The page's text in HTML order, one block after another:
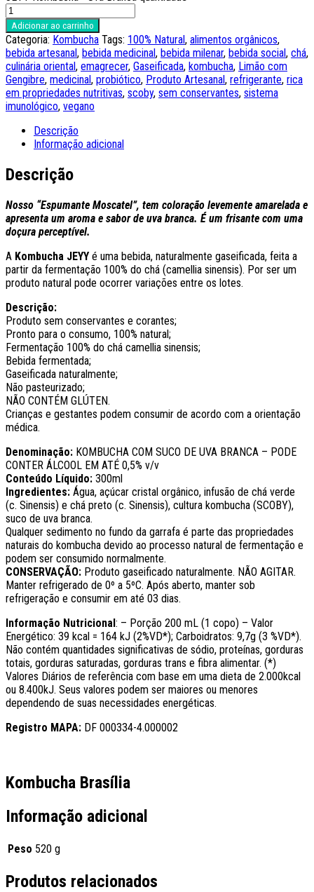
Adicionar ao carrinho
Categoria: Kombucha Tags: 100% Natural, alimentos orgânicos,
bebida artesanal, bebida medicinal, bebida milenar, bebida social, chá,
culinária oriental, emagrecer, Gaseificada, kombucha, Limão com
Gengibre, medicinal, probiótico, Produto Artesanal, refrigerante, rica
em propriedades nutritivas, scoby, sem conservantes, sistema
imunológico, vegano
Descrição
Informação adicional
Descrição
Nosso “Espumante Moscatel”, tem coloração levemente amarelada e
apresenta um aroma e sabor de uva branca. É um frisante com uma
doçura perceptível.
A Kombucha JEYY é uma bebida, naturalmente gaseificada, feita a
partir da fermentação 100% do chá (camellia sinensis). Por ser um
produto natural pode ocorrer variações entre os lotes.
Descrição:
Produto sem conservantes e corantes;
Pronto para o consumo, 100% natural;
Fermentação 100% do chá camellia sinensis;
Bebida fermentada;
Gaseificada naturalmente;
Não pasteurizado;
NÃO CONTÉM GLÚTEN.
Crianças e gestantes podem consumir de acordo com a orientação
médica.
Denominação: KOMBUCHA COM SUCO DE UVA BRANCA – PODE
CONTER ÁLCOOL EM ATÉ 0,5% v/v
Conteúdo Líquido: 300ml
Ingredientes: Água, açúcar cristal orgânico, infusão de chá verde
(c. Sinensis) e chá preto (c. Sinensis), cultura kombucha (SCOBY),
suco de uva branca.
Qualquer sedimento no fundo da garrafa é parte das propriedades
naturais do kombucha devido ao processo natural de fermentação e
podem ser consumido normalmente.
CONSERVAÇÃO: Produto gaseificado naturalmente. NÃO AGITAR.
Manter refrigerado de 0º a 5ºC. Após aberto, manter sob
refrigeração e consumir em até 03 dias.
Informação Nutricional : – Porção 200 mL (1 copo) – Valor
Energético: 39 kcal = 164 kJ (2%VD*); Carboidratos: 9,7g (3 %VD*).
Não contém quantidades significativas de sódio, proteínas, gorduras
totais, gorduras saturadas, gorduras trans e fibra alimentar. (*)
Valores Diários de referência com base em uma dieta de 2.000kcal
ou 8.400kJ. Seus valores podem ser maiores ou menores
dependendo de suas necessidades energéticas.
Registro MAPA: DF 000334-4.000002
Kombucha Brasília
Informação adicional
Peso 520 g
Produtos relacionados